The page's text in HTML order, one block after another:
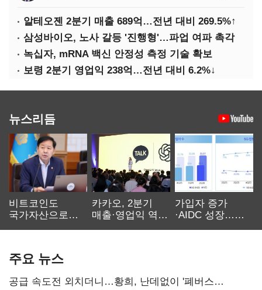
알테오젠 2분기 매출 689억…전년 대비 269.5%↑
삼성바이오, 노사 갈등 '진행형'…파업 여파 촉각
녹십자, mRNA 백신 안정성 측정 기술 확보
보령 2분기 영업익 238억…전년 대비 6.2%↓
뉴스리듬
비트코인도
국가자산으로…'
카카오, 2분기
매출·영업익 역대
가입자 증가
·AIDC 성장…
주요 뉴스
공급 속도전 외치더니…황희, 난데없이 '폐버스